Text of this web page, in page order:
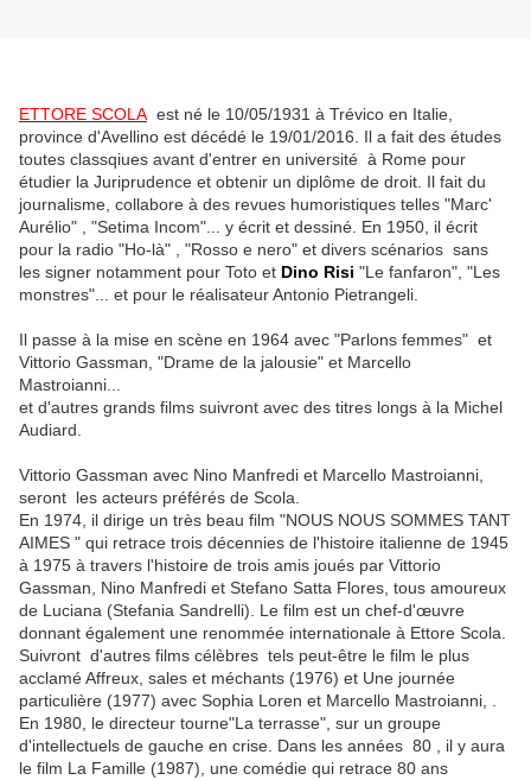
ETTORE SCOLA est né le 10/05/1931 à Trévico en Italie,
province d'Avellino est décédé le 19/01/2016. Il a fait des études
toutes classqiues avant d'entrer en université à Rome pour
étudier la Juriprudence et obtenir un diplôme de droit. Il fait du
journalisme, collabore à des revues humoristiques telles "Marc'
Aurélio" , "Setima Incom"... y écrit et dessiné. En 1950, il écrit
pour la radio "Ho-là" , "Rosso e nero" et divers scénarios sans
les signer notamment pour Toto et Dino Risi "Le fanfaron", "Les
monstres"... et pour le réalisateur Antonio Pietrangeli.
Il passe à la mise en scène en 1964 avec "Parlons femmes" et
Vittorio Gassman, "Drame de la jalousie" et Marcello
Mastroianni...
et d'autres grands films suivront avec des titres longs à la Michel
Audiard.
Vittorio Gassman avec Nino Manfredi et Marcello Mastroianni,
seront les acteurs préférés de Scola.
En 1974, il dirige un très beau film "NOUS NOUS SOMMES TANT
AIMES " qui retrace trois décennies de l'histoire italienne de 1945
à 1975 à travers l'histoire de trois amis joués par Vittorio
Gassman, Nino Manfredi et Stefano Satta Flores, tous amoureux
de Luciana (Stefania Sandrelli). Le film est un chef-d'œuvre
donnant également une renommée internationale à Ettore Scola.
Suivront d'autres films célèbres tels peut-être le film le plus
acclamé Affreux, sales et méchants (1976) et Une journée
particulière (1977) avec Sophia Loren et Marcello Mastroianni, .
En 1980, le directeur tourne"La terrasse", sur un groupe
d'intellectuels de gauche en crise. Dans les années 80 , il y aura
le film La Famille (1987), une comédie qui retrace 80 ans